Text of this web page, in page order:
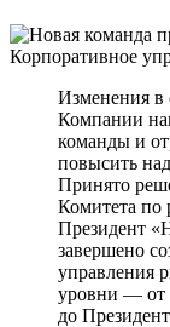
Корпоративное
Изменения в
Компании
команды и
повысить
Принято
Комитета по
Президент
завершено
управления
уровни — от
до